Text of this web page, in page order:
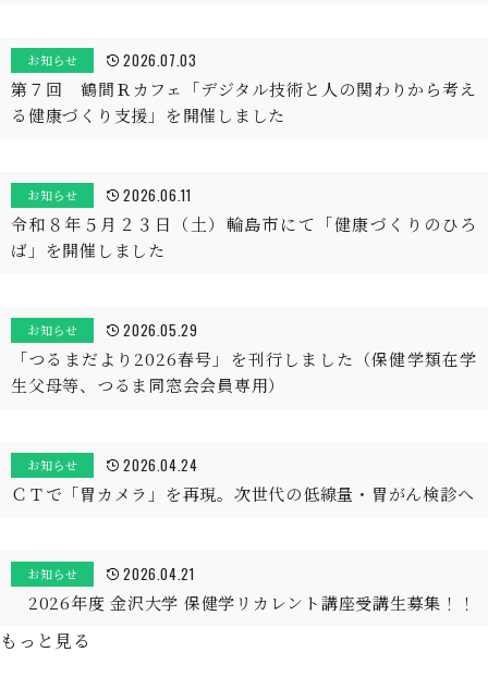
お知らせ 2026.07.03
第７回 鶴間Ｒカフェ「デジタル技術と人の関わりから考え
る健康づくり支援」を開催しました
お知らせ 2026.06.11
令和８年５月２３日（土）輪島市にて「健康づくりのひろ
ば」を開催しました
お知らせ 2026.05.29
「つるまだより2026春号」を刊行しました（保健学類在学
生父母等、つるま同窓会会員専用）
お知らせ 2026.04.24
ＣＴで「胃カメラ」を再現。次世代の低線量・胃がん検診へ
お知らせ 2026.04.21
2026年度 金沢大学 保健学リカレント講座受講生募集！！
もっと見る